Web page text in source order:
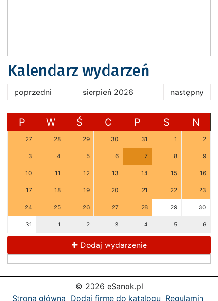
Kalendarz wydarzeń
poprzedni sierpień 2026 następny
P W Ś C P S N
27 28 29 30 31 1 2
3 4 5 6 7 8 9
10 11 12 13 14 15 16
17 18 19 20 21 22 23
24 25 26 27 28 29 30
31 1 2 3 4 5 6
Dodaj wydarzenie
© 2026 eSanok.pl
Strona główna Dodaj firmę do katalogu Regulamin